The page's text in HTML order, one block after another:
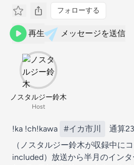
フォローする
再生 メッセージを送信
ノスタルジー鈴木
Host
!ka !ch!kawa #イカ市川
通算
（ノスタルジー鈴木が収録中に
included）放送から半月のイン